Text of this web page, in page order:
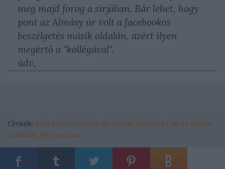
meg majd forog a sírjában. Bár lehet, hogy
pont az Almásy úr volt a facebookos
beszélgetés másik oldalán, azért ilyen
megértő a "kollégával".
üdv,
Címkék: fotó kommunikáció facebook építkezés lakás csalás
csalódás hermina bau